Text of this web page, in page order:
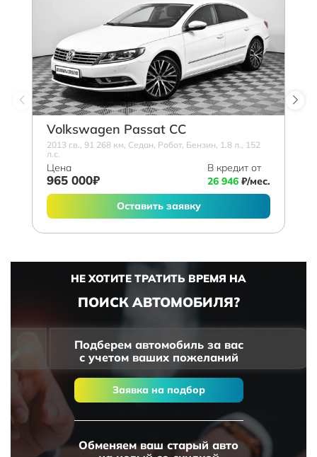
Volkswagen Passat CC
2013 г.в., 91 268 км, Седан, Робот, Бензин, 1.8 л., 152
л.с.
Цена
965 000₽
В кредит от
26 946 ₽/мес.
Оставить заявку
НЕ ХОТИТЕ ТРАТИТЬ ВРЕМЯ НА
ПОИСК АВТОМОБИЛЯ?
Подберем автомобиль за вас
с учетом ваших пожеланий
Заявка на подбор
Обменяем ваш старый авто